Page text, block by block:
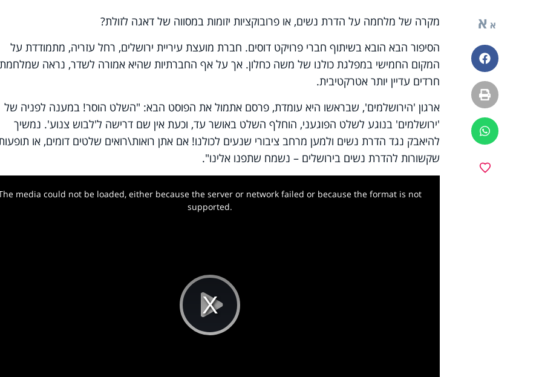
א א
פייסבוק
הדפסה
ווטסאפ
מקרה של מלחמה על הדרת נשים, או פרובוקציות יזומות במסווה של דאגה לזולת?
הסיפור הבא הובא בשיתוף חברי פרויקט דוסים. חברת מועצת עיריית ירושלים, רחל עזריה, מתמודדת על
המקום החמישי במפלגת כולנו של משה כחלון. אך על אף החברתיות שהיא אמורה לשדר, נראה שמלחמת
חרדים עדיין יותר אטרקטיבית.
ארגון 'הירושלמים', שבראשו היא עומדת, פרסם אתמול את הפוסט הבא: "השלט הוסר! במענה לפניה של
'ירושלמים' בנוגע לשלט הפוגעני, הוחלף השלט באושר עד, וכעת אין שם דרישה ל'לבוש צנוע'. נמשיך
להיאבק נגד הדרת נשים ולמען מרחב ציבורי שנעים לכולנו! אם אתן רואות\רואים שלטים דומים, או
שקשורות להדרת נשים בירושלים – נשמח שתפנו אלינו."
Play
media could not be loaded, either because the server or network failed or because the format is not
supported.